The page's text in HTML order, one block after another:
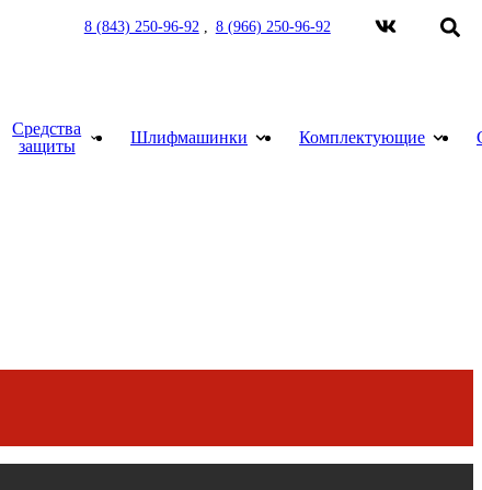
8 (843) 250-96-92 8 (966) 250-96-92
Средства
защиты
Шлифмашинки Комплектующие